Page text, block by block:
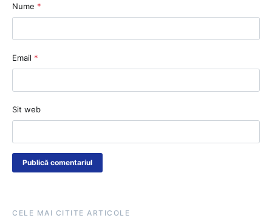
Nume *
Email *
Sit web
CELE MAI CITITE ARTICOLE